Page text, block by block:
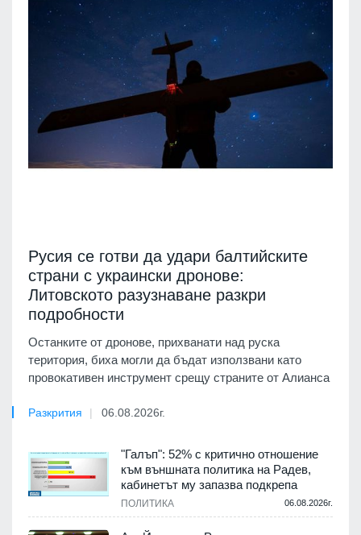
Русия се готви да удари балтийските
страни с украински дронове:
Литовското разузнаване разкри
подробности
Останките от дронове, прихванати над руска
територия, биха могли да бъдат използвани като
провокативен инструмент срещу страните от Алианса
Разкрития 06.08.2026г.
"Галъп": 52% с критично отношение
към външната политика на Радев,
кабинетът му запазва подкрепа
ПОЛИТИКА 06.08.2026г.